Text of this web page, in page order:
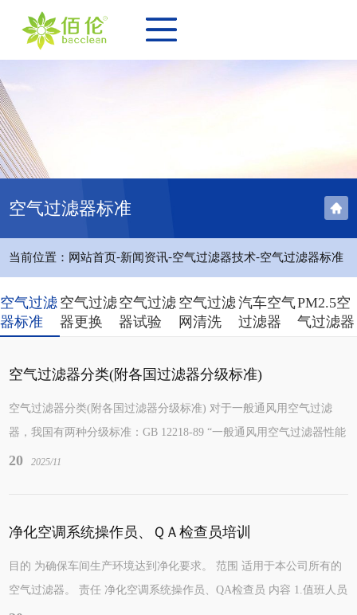
空气过滤器标准
当前位置： 网站首页-新闻资讯-空气过滤器技术-空气过滤器标准
空气过滤
器标准
空气过滤
器更换
空气过滤
器试验
空气过滤
网清洗
汽车空气
过滤器
PM2.5空
气过滤器
空气过滤器分类(附各国过滤器分级标准)
空气过滤器分类(附各国过滤器分级标准) 对于一般通风用空气过滤
器，我国有两种分级标准：GB 12218-89 “一般通风用空气过滤器性能
试验方法”和GB 142...
20 2025/11
净化空调系统操作员、ＱＡ检查员培训
目的 为确保车间生产环境达到净化要求。 范围 适用于本公司所有的
空气过滤器。 责任 净化空调系统操作员、QA检查员 内容 1.值班人员